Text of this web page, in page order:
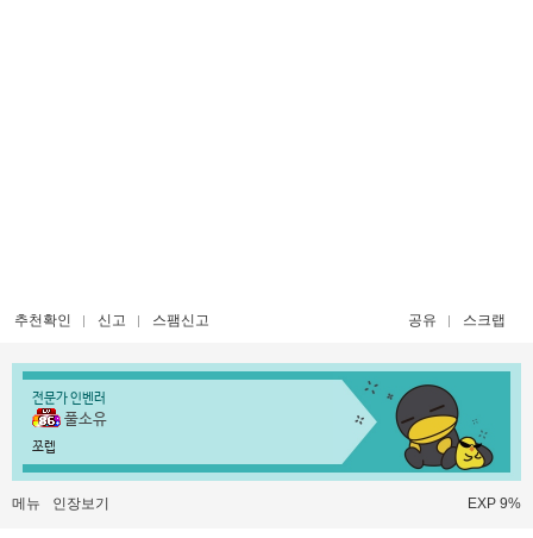
추천확인 신고 스팸신고 공유 스크랩
전문가 인벤러
풀소유
쪼렙
메뉴 인장보기 EXP 9%